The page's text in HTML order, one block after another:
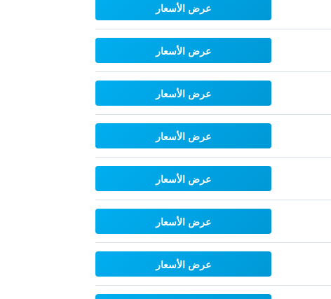
عرض الأسعار
عرض الأسعار
عرض الأسعار
عرض الأسعار
عرض الأسعار
عرض الأسعار
عرض الأسعار